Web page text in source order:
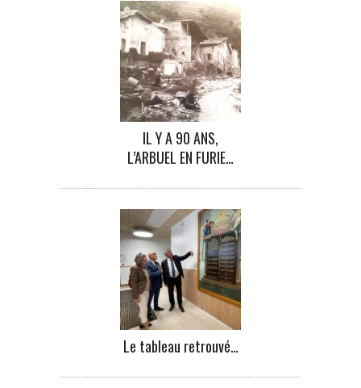
IL Y A 90 ANS,
L’ARBUEL EN FURIE…
Le tableau retrouvé…